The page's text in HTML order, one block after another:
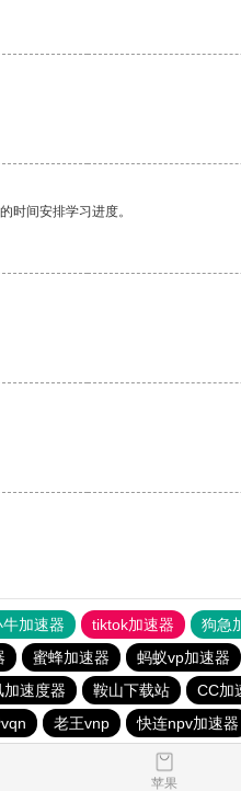
时间安排学习进度。
牛加速器 tiktok加速器 狗急
蜜蜂加速器 蚂蚁vp加速器
加速度器 鞍山下载站 CC加
老王vnp 快连npv加速器
苹果